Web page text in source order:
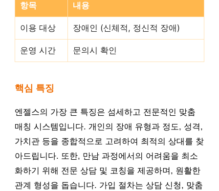
항목 내용
이용 대상 장애인 (신체적, 정신적 장애)
운영 시간 문의시 확인
핵심 특징
엔젤스의 가장 큰 특징은 섬세하고 전문적인 맞춤
매칭 시스템입니다. 개인의 장애 유형과 정도, 성격,
가치관 등을 종합적으로 고려하여 최적의 상대를 찾
아드립니다. 또한, 만남 과정에서의 어려움을 최소
화하기 위해 전문 상담 및 코칭을 제공하며, 원활한
관계 형성을 돕습니다. 가입 절차는 상담 신청, 맞춤